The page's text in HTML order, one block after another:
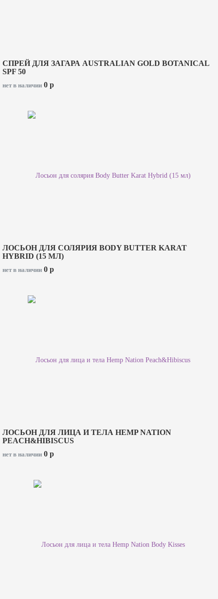
СПРЕЙ ДЛЯ ЗАГАРА AUSTRALIAN GOLD BOTANICAL
SPF 50
нет в наличии 0 p
ЛОСЬОН ДЛЯ СОЛЯРИЯ BODY BUTTER KARAT
HYBRID (15 МЛ)
нет в наличии 0 p
ЛОСЬОН ДЛЯ ЛИЦА И ТЕЛА HEMP NATION
PEACH&HIBISCUS
нет в наличии 0 p